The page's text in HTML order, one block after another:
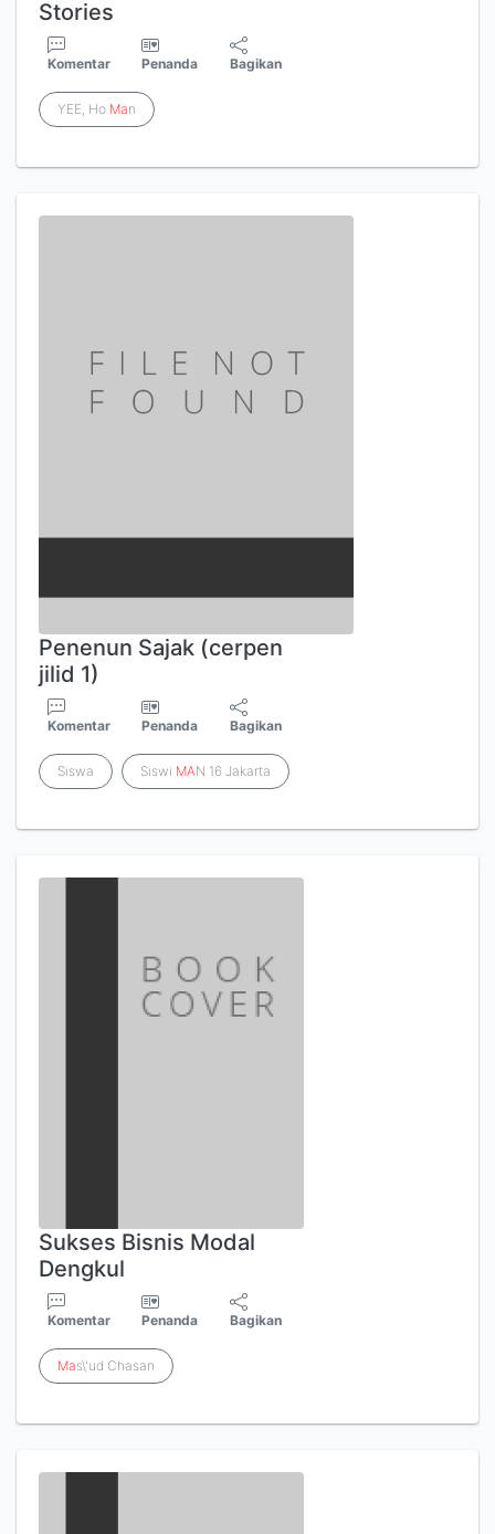
Stories
Komentar Penanda Bagikan
YEE, Ho Man
Penenun Sajak (cerpen
jilid 1)
Komentar Penanda Bagikan
Siswa Siswi MAN 16 Jakarta
Sukses Bisnis Modal
Dengkul
Komentar Penanda Bagikan
Mas\'ud Chasan